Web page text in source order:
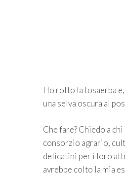
Ho rotto la tosaerba
una selva oscura al
Che fare? Chiedo a
consorzio agrario,
delicatini per i loro
avrebbe colto la mia